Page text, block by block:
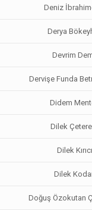
Deniz
Derya
Devrim
Dervişe Funda
Didem
Dilek
Dilek Kırıcı
Dilek
Doğuş Özokutan